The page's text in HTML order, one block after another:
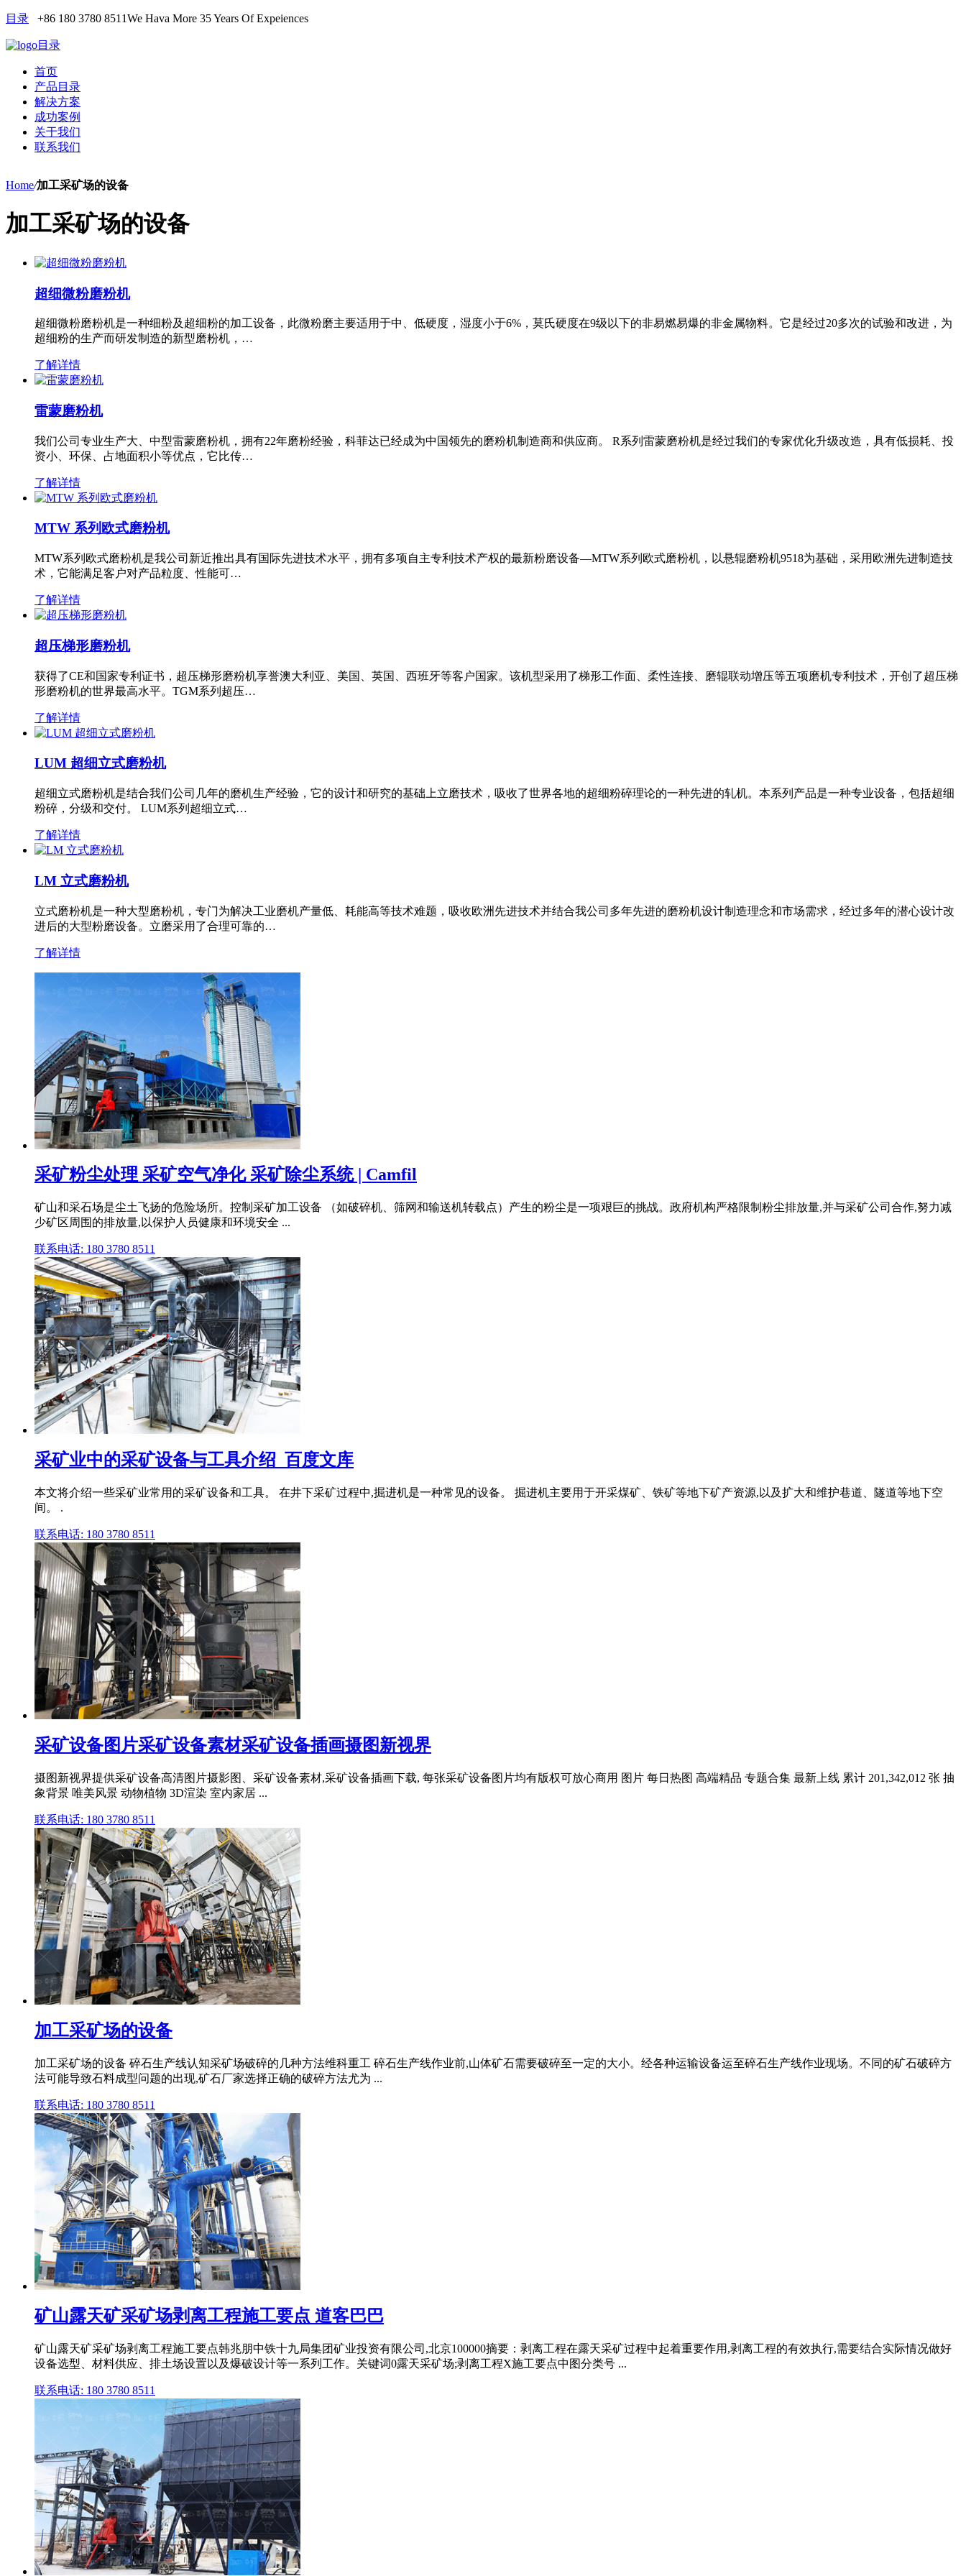
目录 +86 180 3780 8511We Hava More 35 Years Of Expeiences
目录
首页
产品目录
解决方案
成功案例
关于我们
联系我们
Home/加工采矿场的设备
加工采矿场的设备
超细微粉磨粉机
超细微粉磨粉机是一种细粉及超细粉的加工设备，此微粉磨主要适用于中、低硬度，湿度小于6%，莫氏硬度在9级以下的非易燃易爆的非金属物料。它是经过20多次的试验和改进，为
超细粉的生产而研发制造的新型磨粉机，…
了解详情
雷蒙磨粉机
我们公司专业生产大、中型雷蒙磨粉机，拥有22年磨粉经验，科菲达已经成为中国领先的磨粉机制造商和供应商。 R系列雷蒙磨粉机是经过我们的专家优化升级改造，具有低损耗、投
资小、环保、占地面积小等优点，它比传…
了解详情
MTW 系列欧式磨粉机
MTW系列欧式磨粉机是我公司新近推出具有国际先进技术水平，拥有多项自主专利技术产权的最新粉磨设备—MTW系列欧式磨粉机，以悬辊磨粉机9518为基础，采用欧洲先进制造技
术，它能满足客户对产品粒度、性能可…
了解详情
超压梯形磨粉机
获得了CE和国家专利证书，超压梯形磨粉机享誉澳大利亚、美国、英国、西班牙等客户国家。该机型采用了梯形工作面、柔性连接、磨辊联动增压等五项磨机专利技术，开创了超压梯
形磨粉机的世界最高水平。TGM系列超压…
了解详情
LUM 超细立式磨粉机
超细立式磨粉机是结合我们公司几年的磨机生产经验，它的设计和研究的基础上立磨技术，吸收了世界各地的超细粉碎理论的一种先进的轧机。本系列产品是一种专业设备，包括超细
粉碎，分级和交付。 LUM系列超细立式…
了解详情
LM 立式磨粉机
立式磨粉机是一种大型磨粉机，专门为解决工业磨机产量低、耗能高等技术难题，吸收欧洲先进技术并结合我公司多年先进的磨粉机设计制造理念和市场需求，经过多年的潜心设计改
进后的大型粉磨设备。立磨采用了合理可靠的…
了解详情
采矿粉尘处理 采矿空气净化 采矿除尘系统 | Camfil
矿山和采石场是尘土飞扬的危险场所。控制采矿加工设备 （如破碎机、筛网和输送机转载点）产生的粉尘是一项艰巨的挑战。政府机构严格限制粉尘排放量,并与采矿公司合作,努力减
少矿区周围的排放量,以保护人员健康和环境安全 ...
联系电话: 180 3780 8511
采矿业中的采矿设备与工具介绍_百度文库
本文将介绍一些采矿业常用的采矿设备和工具。 在井下采矿过程中,掘进机是一种常见的设备。 掘进机主要用于开采煤矿、铁矿等地下矿产资源,以及扩大和维护巷道、隧道等地下空
间。 .
联系电话: 180 3780 8511
采矿设备图片采矿设备素材采矿设备插画摄图新视界
摄图新视界提供采矿设备高清图片摄影图、采矿设备素材,采矿设备插画下载, 每张采矿设备图片均有版权可放心商用 图片 每日热图 高端精品 专题合集 最新上线 累计 201,342,012 张 抽
象背景 唯美风景 动物植物 3D渲染 室内家居 ...
联系电话: 180 3780 8511
加工采矿场的设备
加工采矿场的设备 碎石生产线认知采矿场破碎的几种方法维科重工 碎石生产线作业前,山体矿石需要破碎至一定的大小。经各种运输设备运至碎石生产线作业现场。不同的矿石破碎方
法可能导致石料成型问题的出现,矿石厂家选择正确的破碎方法尤为 ...
联系电话: 180 3780 8511
矿山露天矿采矿场剥离工程施工要点 道客巴巴
矿山露天矿采矿场剥离工程施工要点韩兆朋中铁十九局集团矿业投资有限公司,北京100000摘要：剥离工程在露天采矿过程中起着重要作用,剥离工程的有效执行,需要结合实际情况做好
设备选型、材料供应、排土场设置以及爆破设计等一系列工作。关键词0露天采矿场;剥离工程X施工要点中图分类号 ...
联系电话: 180 3780 8511